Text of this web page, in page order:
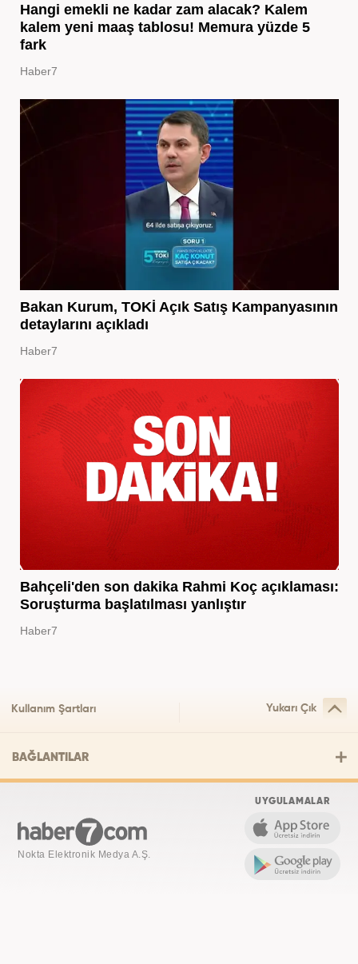
Hangi emekli ne kadar zam alacak? Kalem
kalem yeni maaş tablosu! Memura yüzde 5
fark
Haber7
Bakan Kurum, TOKİ Açık Satış Kampanyasının
detaylarını açıkladı
Haber7
Bahçeli'den son dakika Rahmi Koç açıklaması:
Soruşturma başlatılması yanlıştır
Haber7
Kullanım Şartları Yukarı Çık
BAĞLANTILAR
Nokta Elektronik Medya A.Ş.
UYGULAMALAR